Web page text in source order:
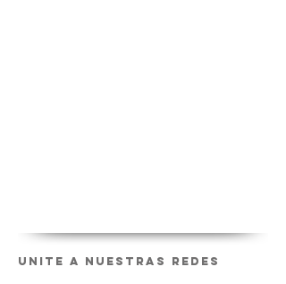
Unite a nuestras redes